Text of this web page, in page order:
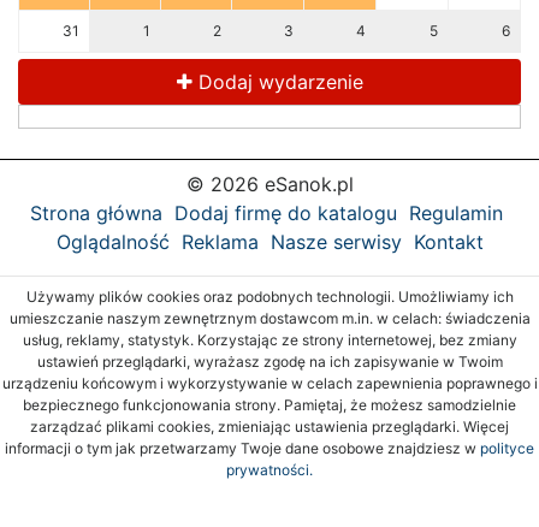
31 1 2 3 4 5 6
Dodaj wydarzenie
© 2026 eSanok.pl
Strona główna Dodaj firmę do katalogu Regulamin
Oglądalność Reklama Nasze serwisy Kontakt
Używamy plików cookies oraz podobnych technologii. Umożliwiamy ich
umieszczanie naszym zewnętrznym dostawcom m.in. w celach: świadczenia
usług, reklamy, statystyk. Korzystając ze strony internetowej, bez zmiany
ustawień przeglądarki, wyrażasz zgodę na ich zapisywanie w Twoim
urządzeniu końcowym i wykorzystywanie w celach zapewnienia poprawnego i
bezpiecznego funkcjonowania strony. Pamiętaj, że możesz samodzielnie
zarządzać plikami cookies, zmieniając ustawienia przeglądarki. Więcej
informacji o tym jak przetwarzamy Twoje dane osobowe znajdziesz w polityce
prywatności.